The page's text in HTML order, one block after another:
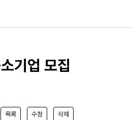
기업 모집
목록 수정 삭제